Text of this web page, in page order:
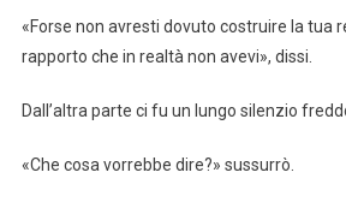
«Forse non avresti dovuto costruire la tua
rapporto che in realtà non avevi», dissi.
Dall’altra parte ci fu un lungo silenzio
«Che cosa vorrebbe dire?» sussurrò.